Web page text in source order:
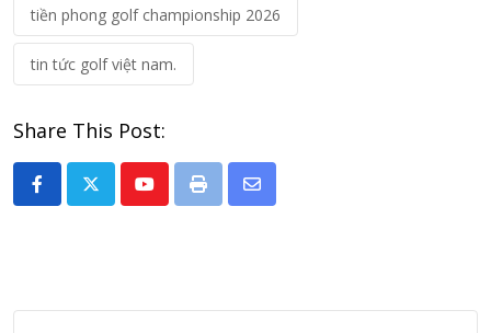
tiền phong golf championship 2026
tin tức golf việt nam.
Share This Post:
YoutubePrint
Share